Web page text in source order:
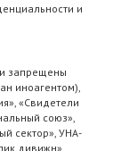
и
запрещены
иноагентом),
«Свидетели
союз»,
сектор», УНА-
дивижн»,